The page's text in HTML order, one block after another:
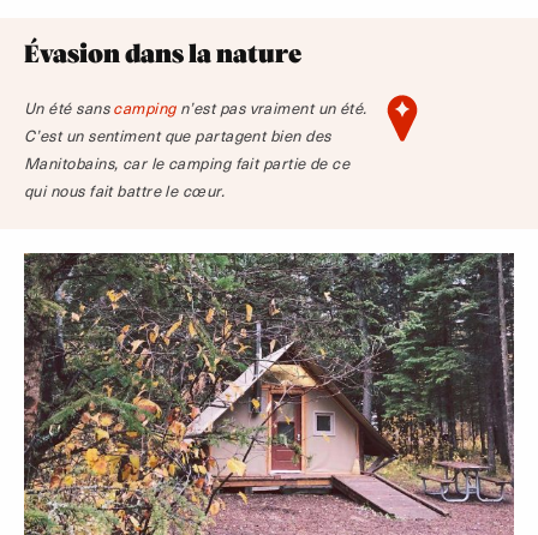
Évasion dans la nature
Un été sanscampingn’est pas vraiment un été.
C’est un sentiment que partagent bien des
Manitobains, car le camping fait partie de ce
qui nous fait battre le cœur.